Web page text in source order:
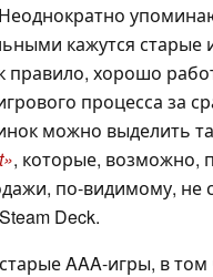
кажутся
правило, хорошо
процесса за
можно выделить
, которые, возможно,
по-видимому, не
Deck.
AAA-игры, в том